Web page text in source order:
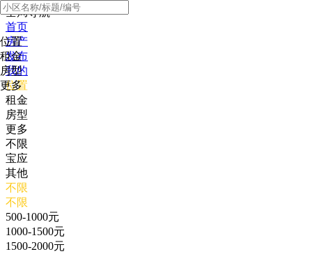
全局导航
首页
房产
发布
我的
位置
租金
房型
更多
位置
租金
房型
更多
不限
宝应
其他
不限
不限
500-1000元
1000-1500元
1500-2000元